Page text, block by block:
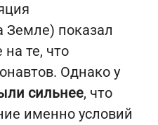
Земле) показал
те, что
Однако у
сильнее, что
именно условий